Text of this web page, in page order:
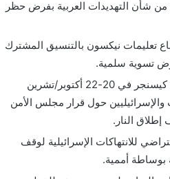
من شأن التهديدات العربية بفرض حظر
تعليمات نيكسون بالتنسيق المشترك
تسوية سلمية.
السجل الكامل لمحادثات كيسنجر في 20-22 أكتوبر/تشرين
والإسرائيليين حول قرار مجلس الأمن
إطلاق النار.
للانتهاكات الإسرائيلية لوقف
بوساطة أممية.